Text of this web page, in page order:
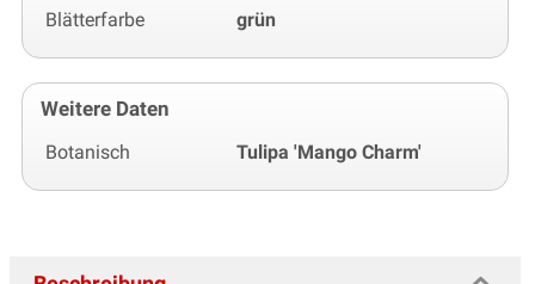
Blätterfarbe grün
Weitere Daten
Botanisch Tulipa 'Mango Charm'